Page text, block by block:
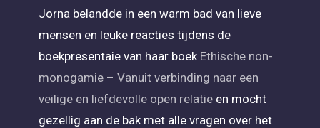
Jorna belandde in een warm bad van lieve
mensen en leuke reacties tijdens de
boekpresentaie van haar boek Ethische non-
monogamie – Vanuit verbinding naar een
veilige en liefdevolle open relatieen mocht
gezellig aan de bak met alle vragen over het